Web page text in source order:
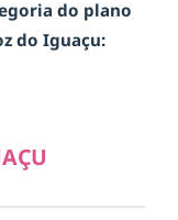
do plano
do Iguaçu: